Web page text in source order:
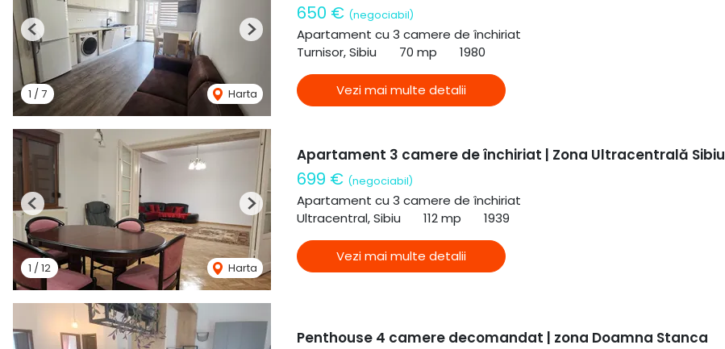
1 /7 Harta
Previous Next
650 € (negociabil)
Apartament cu 3 camere de închiriat
Turnisor, Sibiu
70 mp 1980
Vezi mai multe detalii
1 /12 Harta
Previous Next
Apartament 3 camere de închiriat | Zona Ultracentrală Sibiu
699 € (negociabil)
Apartament cu 3 camere de închiriat
Ultracentral, Sibiu
112 mp 1939
Vezi mai multe detalii
Penthouse 4 camere decomandat | zona Doamna Stanca